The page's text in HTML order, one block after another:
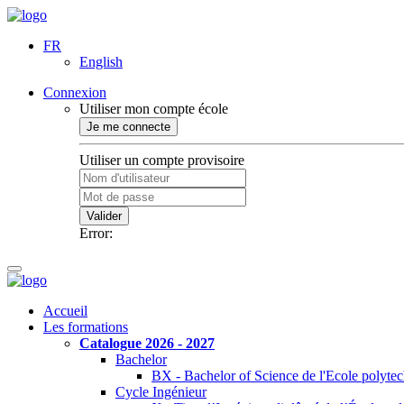
FR
English
Connexion
Utiliser mon compte école
Je me connecte
Utiliser un compte provisoire
Valider
Error:
Accueil
Les formations
Catalogue 2026 - 2027
Bachelor
BX - Bachelor of Science de l'Ecole
Cycle Ingénieur